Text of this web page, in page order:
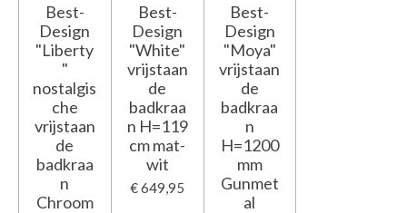
Best-
Design
"Liberty
"
nostalgis
che
vrijstaan
de
badkraa
n
Chroom
Best-
Design
"White"
vrijstaan
de
badkraa
n H=119
cm mat-
wit
€ 649,95
Best-
Design
"Moya"
vrijstaan
de
badkraa
n
H=1200
mm
Gunmet
al